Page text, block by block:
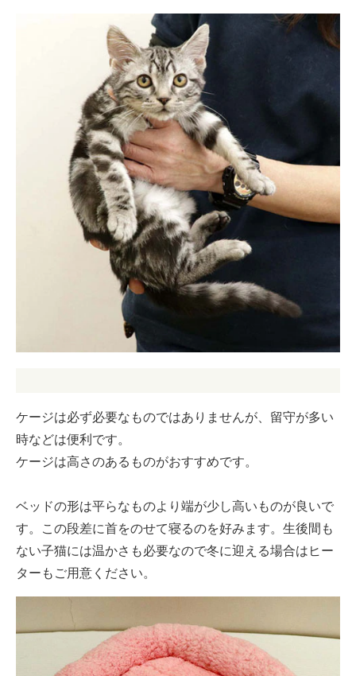
ケージは必ず必要なものではありませんが、留守が多い
時などは便利です。
ケージは高さのあるものがおすすめです。
ベッドの形は平らなものより端が少し高いものが良いで
す。この段差に首をのせて寝るのを好みます。生後間も
ない子猫には温かさも必要なので冬に迎える場合はヒー
ターもご用意ください。